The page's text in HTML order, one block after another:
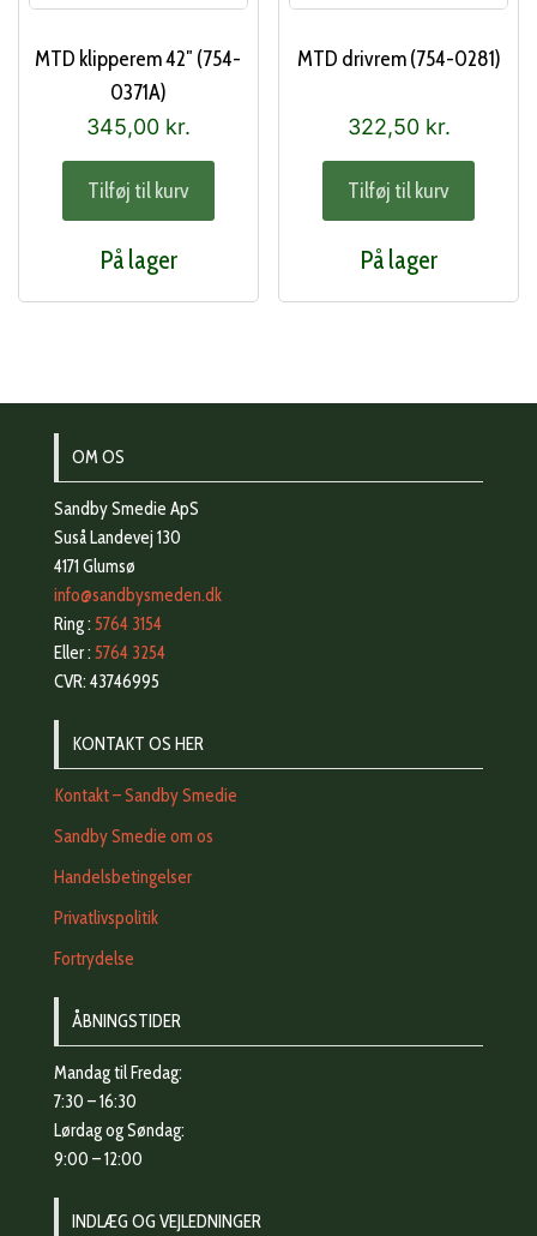
MTD klipperem 42″ (754-
0371A)
345,00 kr.
Tilføj til kurv
På lager
MTD drivrem (754-0281)
322,50 kr.
Tilføj til kurv
På lager
OM OS
Sandby Smedie ApS
Suså Landevej 130
4171 Glumsø
info@sandbysmeden.dk
Ring : 5764 3154
Eller : 5764 3254
CVR: 43746995
KONTAKT OS HER
Kontakt – Sandby Smedie
Sandby Smedie om os
Handelsbetingelser
Privatlivspolitik
Fortrydelse
ÅBNINGSTIDER
Mandag til Fredag:
7:30 – 16:30
Lørdag og Søndag:
9:00 – 12:00
INDLÆG OG VEJLEDNINGER